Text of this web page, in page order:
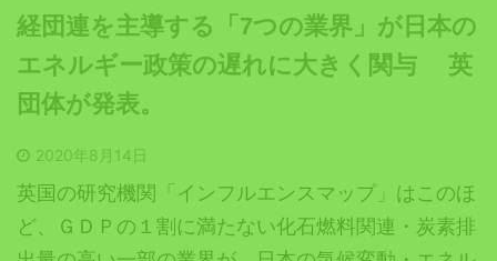
経団連を主導する「7つの業界」が日本の
エネルギー政策の遅れに大きく関与 英
団体が発表。
2020年8月14日
英国の研究機関「インフルエンスマップ」はこのほ
ど、ＧＤＰの１割に満たない化石燃料関連・炭素排